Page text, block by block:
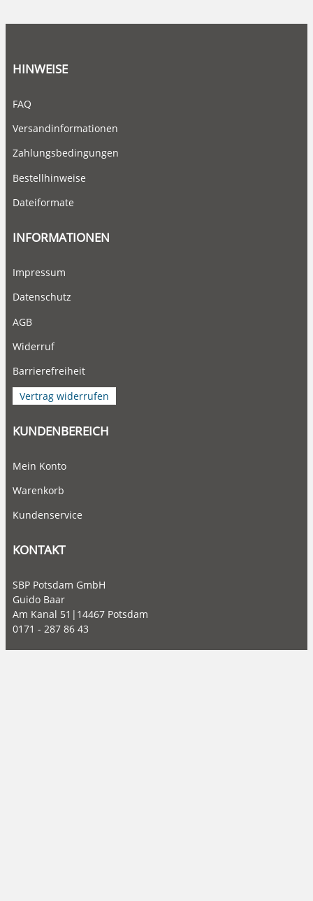
HINWEISE
FAQ
Versandinformationen
Zahlungsbedingungen
Bestellhinweise
Dateiformate
INFORMATIONEN
Impressum
Datenschutz
AGB
Widerruf
Barrierefreiheit
Vertrag widerrufen
KUNDENBEREICH
Mein Konto
Warenkorb
Kundenservice
KONTAKT
SBP Potsdam GmbH
Guido Baar
Am Kanal 51|14467 Potsdam
0171 - 287 86 43